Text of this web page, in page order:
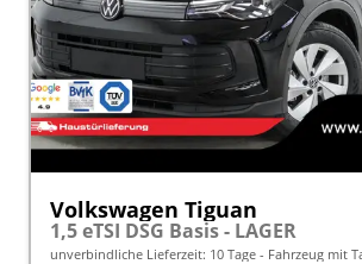
Volkswagen Tiguan
1,5 eTSI DSG Basis - LAGER
unverbindliche Lieferzeit: 10 Tage Fahrzeug mit